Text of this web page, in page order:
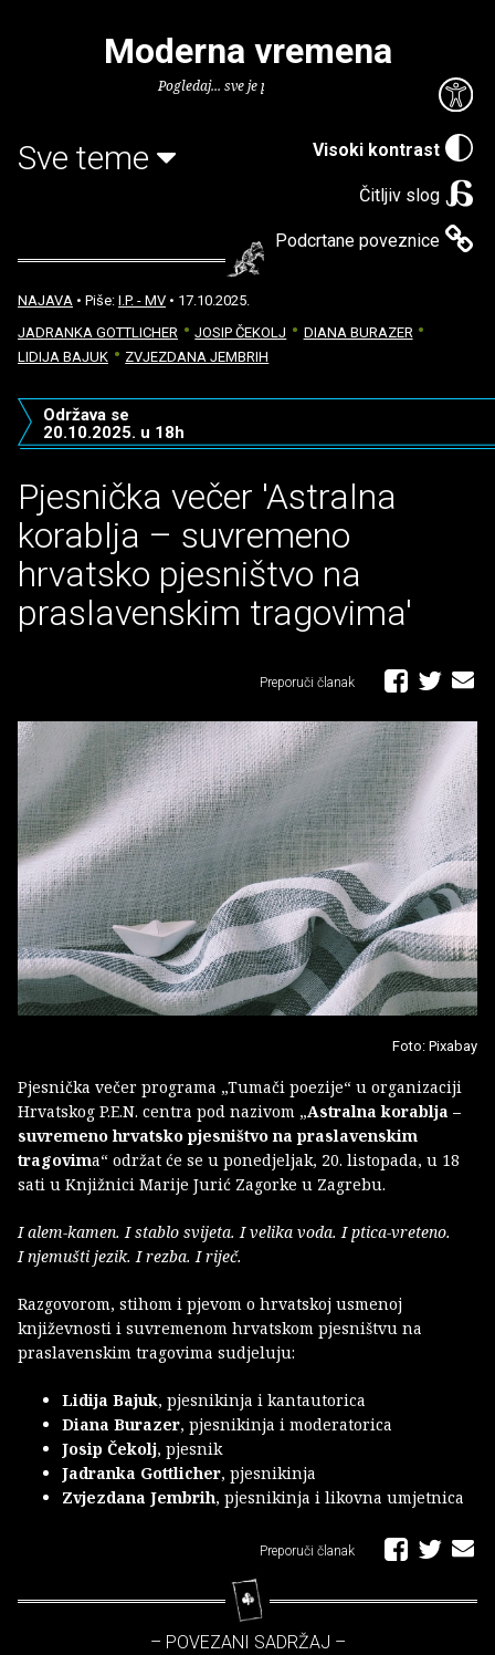
Visoki kontrast
Čitljiv slog
Podcrtane poveznice
Moderna vremena
Pogledaj... sve je puno knjiga.
Sve teme
NAJAVA • Piše: I.P. - MV • 17.10.2025.
JADRANKA GOTTLICHER
JOSIP ČEKOLJ
DIANA BURAZER
LIDIJA BAJUK
ZVJEZDANA JEMBRIH
Pjesnička večer 'Astralna
korablja – suvremeno
hrvatsko pjesništvo na
praslavenskim tragovima'
Održava se
20.10.2025. u 18h
Preporuči članak
Foto: Pixabay
Pjesnička večer programa „Tumači poezije“ u organizaciji
Hrvatskog P.E.N. centra pod nazivom „Astralna korablja –
suvremeno hrvatsko pjesništvo na praslavenskim
tragovima“ održat će se u ponedjeljak, 20. listopada, u 18
sati u Knjižnici Marije Jurić Zagorke u Zagrebu.
I alem-kamen. I stablo svijeta. I velika voda. I ptica-vreteno.
I njemušti jezik. I rezba. I riječ.
Razgovorom, stihom i pjevom o hrvatskoj usmenoj
književnosti i suvremenom hrvatskom pjesništvu na
praslavenskim tragovima sudjeluju:
Lidija Bajuk, pjesnikinja i kantautorica
Diana Burazer, pjesnikinja i moderatorica
Josip Čekolj, pjesnik
Jadranka Gottlicher, pjesnikinja
Zvjezdana Jembrih, pjesnikinja i likovna umjetnica
Preporuči članak
– POVEZANI SADRŽAJ –